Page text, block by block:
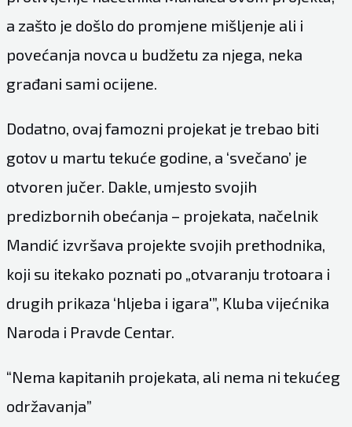
a zašto je došlo do promjene mišljenje ali i
povećanja novca u budžetu za njega, neka
građani sami ocijene.
Dodatno, ovaj famozni projekat je trebao biti
gotov u martu tekuće godine, a ‘svečano’ je
otvoren jučer. Dakle, umjesto svojih
predizbornih obećanja – projekata, načelnik
Mandić izvršava projekte svojih prethodnika,
koji su itekako poznati po „otvaranju trotoara i
drugih prikaza ‘hljeba i igara'”, Kluba vijećnika
Naroda i Pravde Centar.
“Nema kapitanih projekata, ali nema ni tekućeg
održavanja”